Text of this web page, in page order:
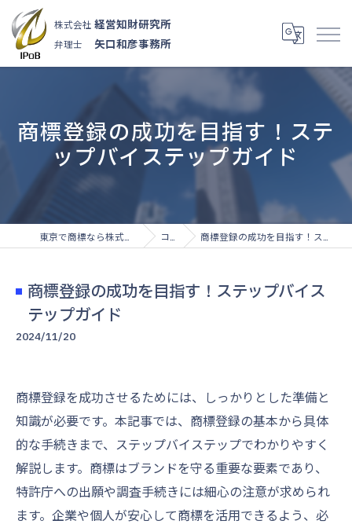
株式会社 経営知財研究所
弁理士 矢口和彦事務所
商標登録の成功を目指す！ステ
ップバイステップガイド
コラム 商標登録の成功を目指す！ステップバイステップガイド
商標登録の成功を目指す！ステップバイス
テップガイド
2024/11/20
商標登録を成功させるためには、しっかりとした準備と
知識が必要です。本記事では、商標登録の基本から具体
的な手続きまで、ステップバイステップでわかりやすく
解説します。商標はブランドを守る重要な要素であり、
特許庁への出願や調査手続きには細心の注意が求められ
ます。企業や個人が安心して商標を活用できるよう、必